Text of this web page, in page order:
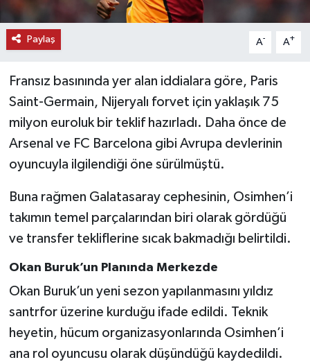
Paylaş A- A+
Fransız basınında yer alan iddialara göre, Paris
Saint-Germain, Nijeryalı forvet için yaklaşık 75
milyon euroluk bir teklif hazırladı. Daha önce de
Arsenal ve FC Barcelona gibi Avrupa devlerinin
oyuncuyla ilgilendiği öne sürülmüştü.
Buna rağmen Galatasaray cephesinin, Osimhen’i
takımın temel parçalarından biri olarak gördüğü
ve transfer tekliflerine sıcak bakmadığı belirtildi.
Okan Buruk’un Planında Merkezde
Okan Buruk’un yeni sezon yapılanmasını yıldız
santrfor üzerine kurduğu ifade edildi. Teknik
heyetin, hücum organizasyonlarında Osimhen’i
ana rol oyuncusu olarak düşündüğü kaydedildi.
TEKNOLOJİ
YAŞAM